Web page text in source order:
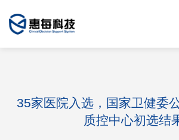
35家医院入选，国家卫健委
质控中心初选结